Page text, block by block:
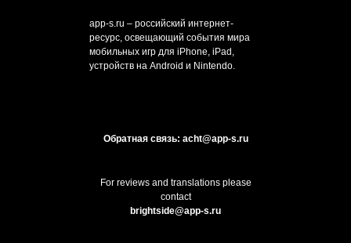
app-s.ru – российский интернет-
ресурс, освещающий события мира
мобильных игр для iPhone, iPad,
устройств на Android и Nintendo.
Обратная связь: acht@app-s.ru
For reviews and translations please
contact
brightside@app-s.ru